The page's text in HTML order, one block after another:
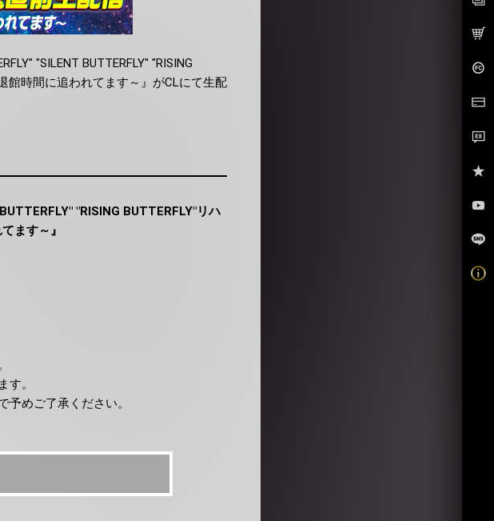
"SILENT BUTTERFLY" "RISING
館時間に追われてます～』がCLにて生配
"RISING BUTTERFLY"リハ
ます～』
す。
めご了承ください。